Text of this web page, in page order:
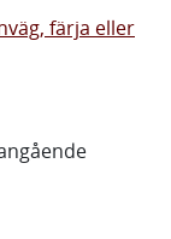
färja eller